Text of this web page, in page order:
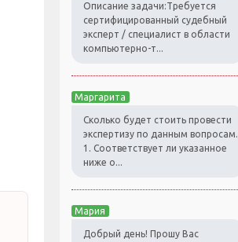
Описание задачи:Требуется
сертифицированный судебный
эксперт / специалист в области
компьютерно-т...
Маргарита
Сколько будет стоить провести
экспертизу по данным вопросам.
1. Соответствует ли указанное
ниже о...
Мария
Добрый день! Прошу Вас